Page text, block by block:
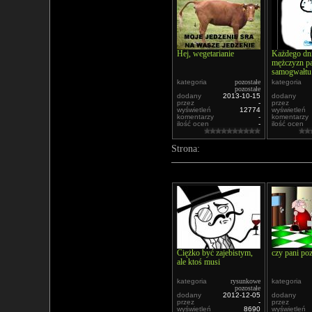
Hej, wegetarianie
kategoria
pozostałe
pozostałe
dodany
2013-10-15
przez
-
wyświetleń
12774
komentarzy
-
ilość ocen
-
Każdego
mężczyzn
samogwałtu
kategoria
dodany
przez
wyświetleń
komentarzy
ilość ocen
Strona:
Ciężko być zajebistym,
ale ktoś musi
kategoria
rysunkowe
pozostałe
dodany
2012-12-05
przez
-
wyświetleń
8690
czy pani
kategoria
dodany
przez
wyświetleń